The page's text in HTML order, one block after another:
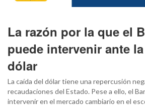
La razón por la que el
puede intervenir ante
dólar
La caída del dólar tiene una repercusión
recaudaciones del Estado. Pese a ello, el
intervenir en el mercado cambiario en el